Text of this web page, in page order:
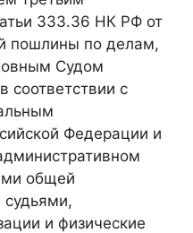
333.36 НК РФ от
пошлины по делам,
Судом
соответствии с
Федерации и
общей
и физические